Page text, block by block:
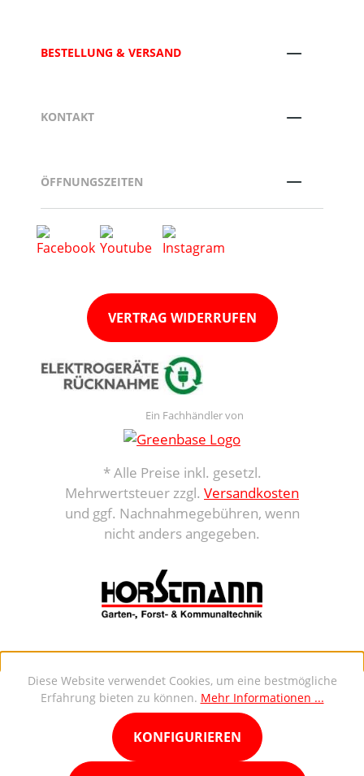
BESTELLUNG & VERSAND
KONTAKT
ÖFFNUNGSZEITEN
VERTRAG WIDERRUFEN
Ein Fachhändler von
* Alle Preise inkl. gesetzl.
Mehrwertsteuer zzgl. Versandkosten
und ggf. Nachnahmegebühren, wenn
nicht anders angegeben.
Diese Website verwendet Cookies, um eine bestmögliche
Erfahrung bieten zu können. Mehr Informationen ...
KONFIGURIEREN